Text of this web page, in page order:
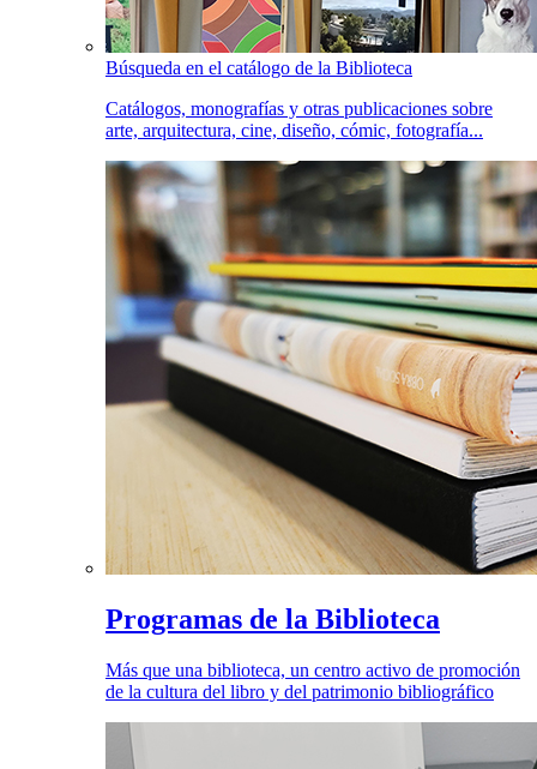
Búsqueda en el catálogo de la Biblioteca
Catálogos, monografías y otras publicaciones sobre
arte, arquitectura, cine, diseño, cómic, fotografía...
Programas de la Biblioteca
Más que una biblioteca, un centro activo de promoción
de la cultura del libro y del patrimonio bibliográfico